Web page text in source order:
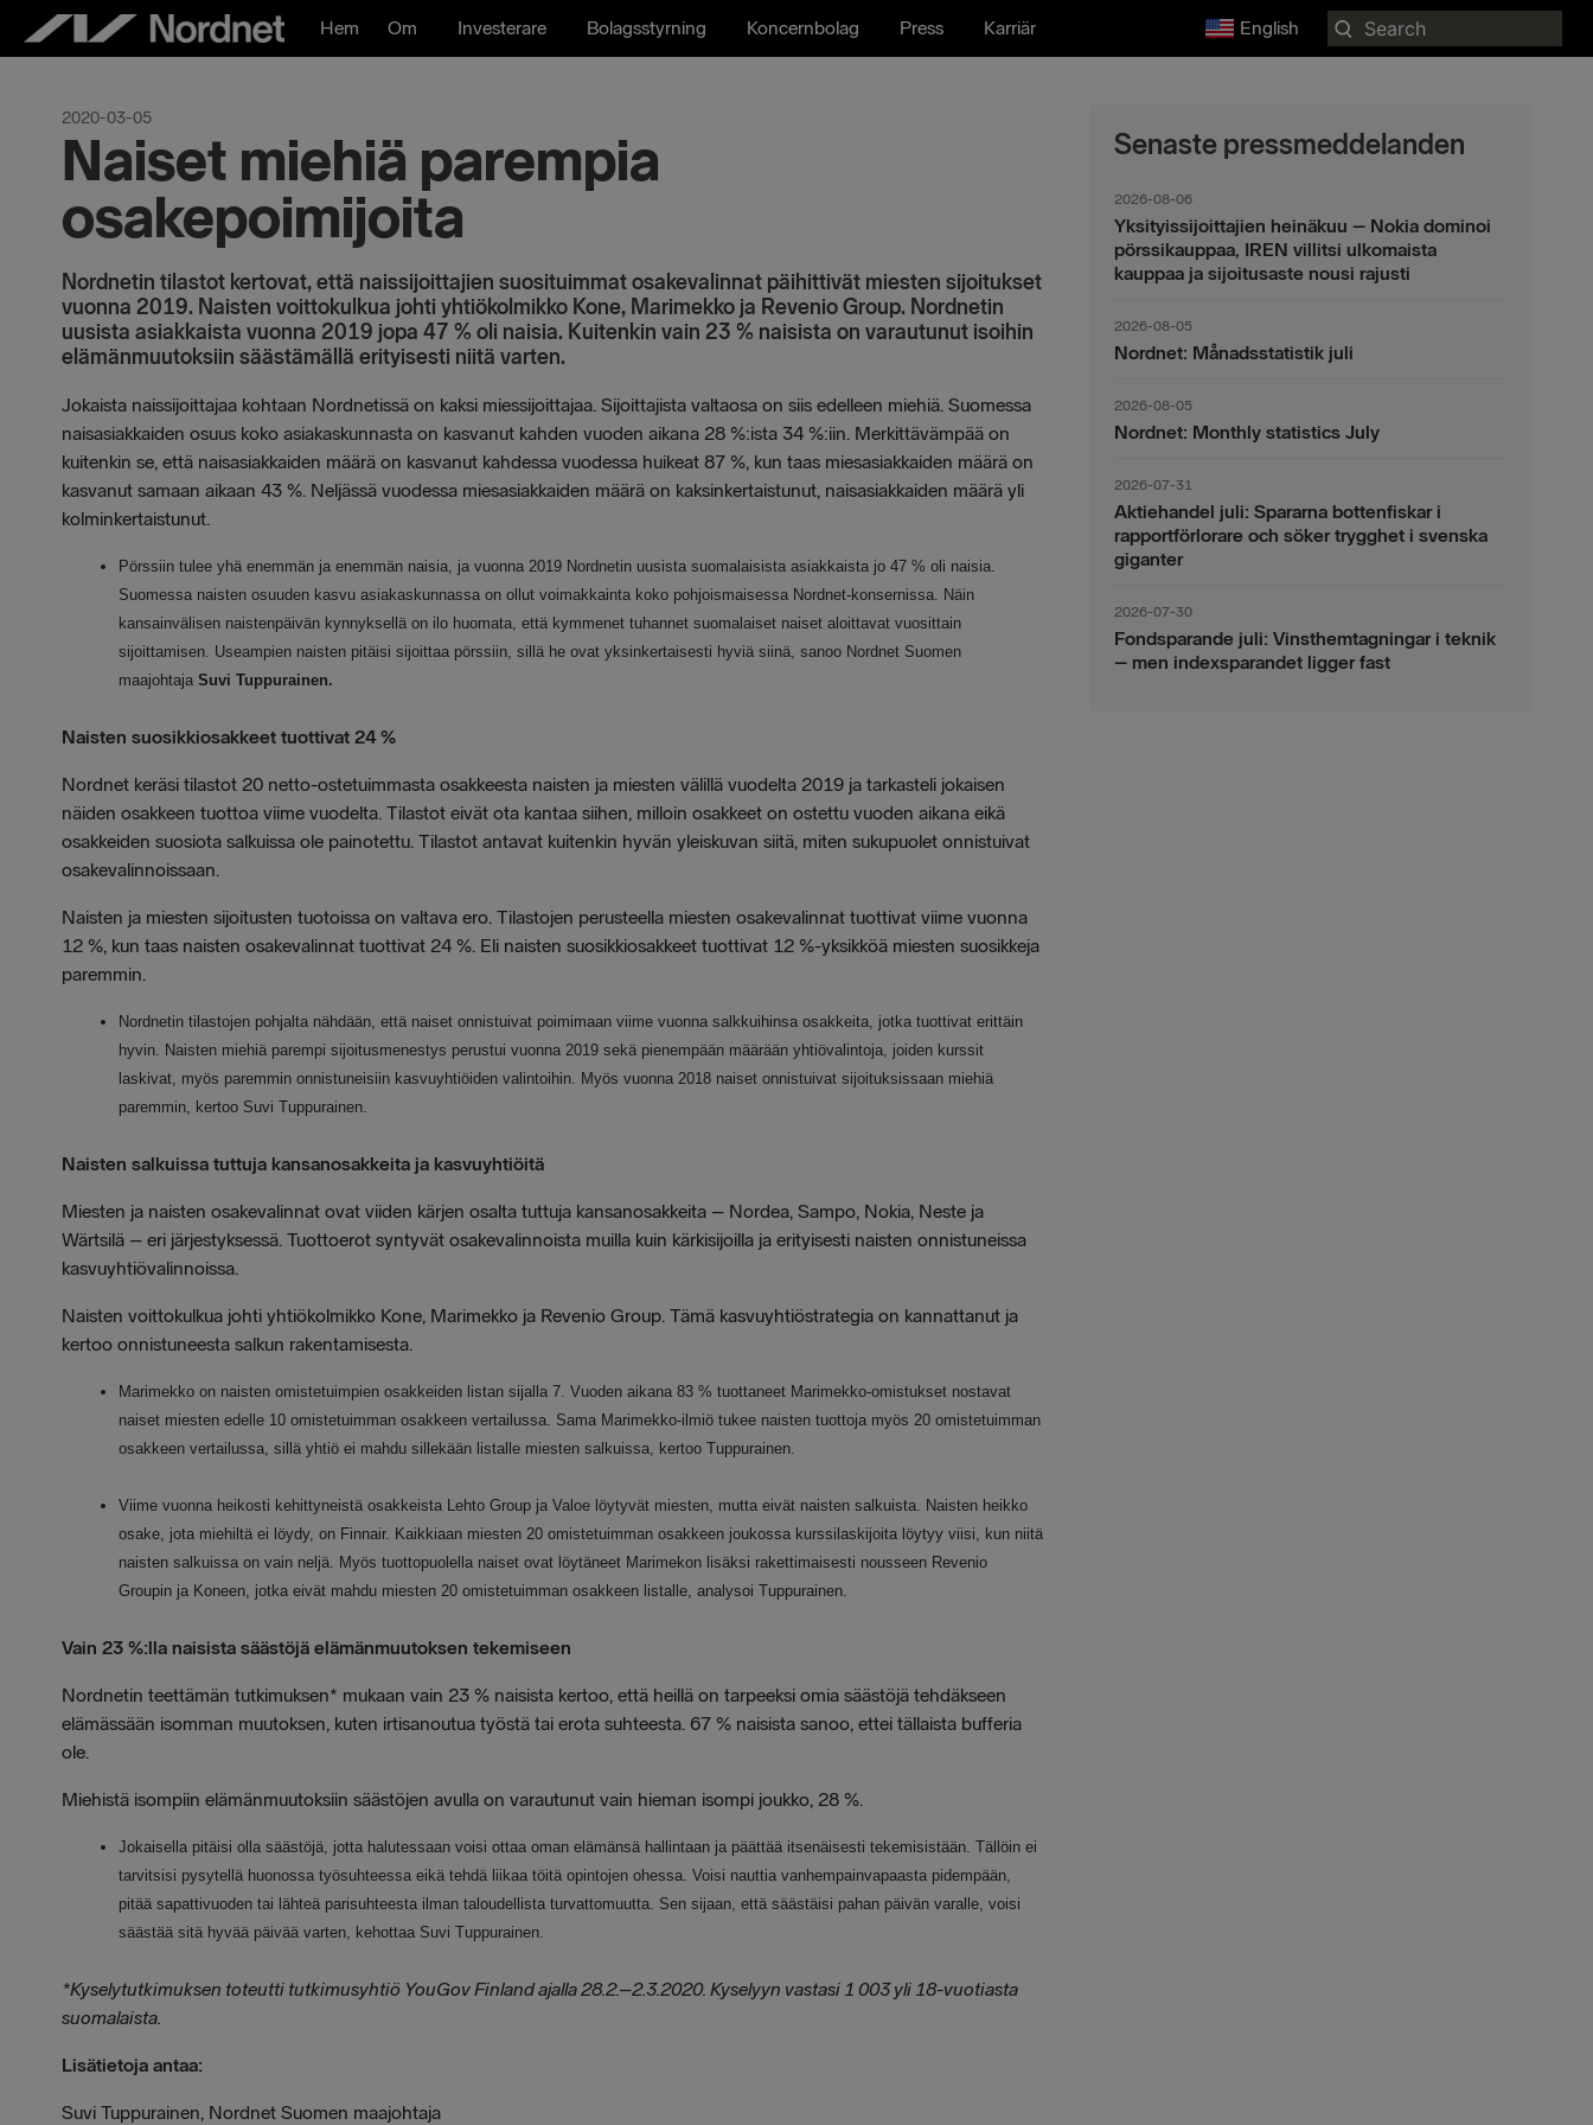
Hoppa
Hem Om Investerare Bolagsstyrning Koncernbolag Press Karriär English
Search
for:
2020-03-05
Naiset miehiä parempia
osakepoimijoita
Nordnetin tilastot kertovat, että naissijoittajien suosituimmat osakevalinnat päihittivät miesten sijoitukset
vuonna 2019. Naisten voittokulkua johti yhtiökolmikko Kone, Marimekko ja Revenio Group. Nordnetin
uusista asiakkaista vuonna 2019 jopa 47 % oli naisia. Kuitenkin vain 23 % naisista on varautunut isoihin
elämänmuutoksiin säästämällä erityisesti niitä varten.
Jokaista naissijoittajaa kohtaan Nordnetissä on kaksi miessijoittajaa. Sijoittajista valtaosa on siis edelleen miehiä. Suomessa
naisasiakkaiden osuus koko asiakaskunnasta on kasvanut kahden vuoden aikana 28 %:ista 34 %:iin. Merkittävämpää on
kuitenkin se, että naisasiakkaiden määrä on kasvanut kahdessa vuodessa huikeat 87 %, kun taas miesasiakkaiden määrä on
kasvanut samaan aikaan 43 %. Neljässä vuodessa miesasiakkaiden määrä on kaksinkertaistunut, naisasiakkaiden määrä yli
kolminkertaistunut.
Pörssiin tulee yhä enemmän ja enemmän naisia, ja vuonna 2019 Nordnetin uusista suomalaisista asiakkaista jo 47 % oli naisia.
Suomessa naisten osuuden kasvu asiakaskunnassa on ollut voimakkainta koko pohjoismaisessa Nordnet-konsernissa. Näin
kansainvälisen naistenpäivän kynnyksellä on ilo huomata, että kymmenet tuhannet suomalaiset naiset aloittavat vuosittain
sijoittamisen. Useampien naisten pitäisi sijoittaa pörssiin, sillä he ovat yksinkertaisesti hyviä siinä, sanoo Nordnet Suomen
maajohtaja Suvi Tuppurainen.
Naisten suosikkiosakkeet tuottivat 24 %
Nordnet keräsi tilastot 20 netto-ostetuimmasta osakkeesta naisten ja miesten välillä vuodelta 2019 ja tarkasteli jokaisen
näiden osakkeen tuottoa viime vuodelta. Tilastot eivät ota kantaa siihen, milloin osakkeet on ostettu vuoden aikana eikä
osakkeiden suosiota salkuissa ole painotettu. Tilastot antavat kuitenkin hyvän yleiskuvan siitä, miten sukupuolet onnistuivat
osakevalinnoissaan.
Naisten ja miesten sijoitusten tuotoissa on valtava ero. Tilastojen perusteella miesten osakevalinnat tuottivat viime vuonna
12 %, kun taas naisten osakevalinnat tuottivat 24 %. Eli naisten suosikkiosakkeet tuottivat 12 %-yksikköä miesten suosikkeja
paremmin.
Nordnetin tilastojen pohjalta nähdään, että naiset onnistuivat poimimaan viime vuonna salkkuihinsa osakkeita, jotka tuottivat erittäin
hyvin. Naisten miehiä parempi sijoitusmenestys perustui vuonna 2019 sekä pienempään määrään yhtiövalintoja, joiden kurssit
laskivat, myös paremmin onnistuneisiin kasvuyhtiöiden valintoihin. Myös vuonna 2018 naiset onnistuivat sijoituksissaan miehiä
paremmin, kertoo Suvi Tuppurainen.
Naisten salkuissa tuttuja kansanosakkeita ja kasvuyhtiöitä
Miesten ja naisten osakevalinnat ovat viiden kärjen osalta tuttuja kansanosakkeita – Nordea, Sampo, Nokia, Neste ja
Wärtsilä – eri järjestyksessä. Tuottoerot syntyvät osakevalinnoista muilla kuin kärkisijoilla ja erityisesti naisten onnistuneissa
kasvuyhtiövalinnoissa.
Naisten voittokulkua johti yhtiökolmikko Kone, Marimekko ja Revenio Group. Tämä kasvuyhtiöstrategia on kannattanut ja
kertoo onnistuneesta salkun rakentamisesta.
Marimekko on naisten omistetuimpien osakkeiden listan sijalla 7. Vuoden aikana 83 % tuottaneet Marimekko-omistukset nostavat
naiset miesten edelle 10 omistetuimman osakkeen vertailussa. Sama Marimekko-ilmiö tukee naisten tuottoja myös 20 omistetuimman
osakkeen vertailussa, sillä yhtiö ei mahdu sillekään listalle miesten salkuissa, kertoo Tuppurainen.
Viime vuonna heikosti kehittyneistä osakkeista Lehto Group ja Valoe löytyvät miesten, mutta eivät naisten salkuista. Naisten heikko
osake, jota miehiltä ei löydy, on Finnair. Kaikkiaan miesten 20 omistetuimman osakkeen joukossa kurssilaskijoita löytyy viisi, kun niitä
naisten salkuissa on vain neljä. Myös tuottopuolella naiset ovat löytäneet Marimekon lisäksi rakettimaisesti nousseen Revenio
Groupin ja Koneen, jotka eivät mahdu miesten 20 omistetuimman osakkeen listalle, analysoi Tuppurainen.
Vain 23 %:lla naisista säästöjä elämänmuutoksen tekemiseen
Nordnetin teettämän tutkimuksen* mukaan vain 23 % naisista kertoo, että heillä on tarpeeksi omia säästöjä tehdäkseen
elämässään isomman muutoksen, kuten irtisanoutua työstä tai erota suhteesta. 67 % naisista sanoo, ettei tällaista bufferia
ole.
Miehistä isompiin elämänmuutoksiin säästöjen avulla on varautunut vain hieman isompi joukko, 28 %.
Jokaisella pitäisi olla säästöjä, jotta halutessaan voisi ottaa oman elämänsä hallintaan ja päättää itsenäisesti tekemisistään. Tällöin ei
tarvitsisi pysytellä huonossa työsuhteessa eikä tehdä liikaa töitä opintojen ohessa. Voisi nauttia vanhempainvapaasta pidempään,
pitää sapattivuoden tai lähteä parisuhteesta ilman taloudellista turvattomuutta. Sen sijaan, että säästäisi pahan päivän varalle, voisi
säästää sitä hyvää päivää varten, kehottaa Suvi Tuppurainen.
*Kyselytutkimuksen toteutti tutkimusyhtiö YouGov Finland ajalla 28.2.–2.3.2020. Kyselyyn vastasi 1 003 yli 18-vuotiasta
suomalaista.
Lisätietoja antaa:
Suvi Tuppurainen, Nordnet Suomen maajohtaja
Senaste pressmeddelanden
2026-08-06
Yksityissijoittajien heinäkuu – Nokia dominoi
pörssikauppaa, IREN villitsi ulkomaista
kauppaa ja sijoitusaste nousi rajusti
2026-08-05
Nordnet: Månadsstatistik juli
2026-08-05
Nordnet: Monthly statistics July
2026-07-31
Aktiehandel juli: Spararna bottenfiskar i
rapportförlorare och söker trygghet i svenska
giganter
2026-07-30
Fondsparande juli: Vinsthemtagningar i teknik
– men indexsparandet ligger fast